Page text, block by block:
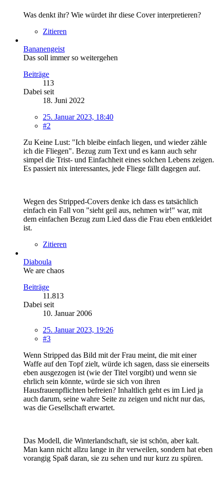
Was denkt ihr? Wie würdet ihr diese Cover interpretieren?
Zitieren
Bananengeist
Das soll immer so weitergehen
Beiträge
113
Dabei seit
18. Juni 2022
25. Januar 2023, 18:40
#2
Zu Keine Lust: "Ich bleibe einfach liegen, und wieder zähle
ich die Fliegen". Bezug zum Text und es kann auch sehr
simpel die Trist- und Einfachheit eines solchen Lebens zeigen.
Es passiert nix interessantes, jede Fliege fällt dagegen auf.
Wegen des Stripped-Covers denke ich dass es tatsächlich
einfach ein Fall von "sieht geil aus, nehmen wir!" war, mit
dem einfachen Bezug zum Lied dass die Frau eben entkleidet
ist.
Zitieren
Diaboula
We are chaos
Beiträge
11.813
Dabei seit
10. Januar 2006
25. Januar 2023, 19:26
#3
Wenn Stripped das Bild mit der Frau meint, die mit einer
Waffe auf den Topf zielt, würde ich sagen, dass sie einerseits
eben ausgezogen ist (wie der Titel vorgibt) und wenn sie
ehrlich sein könnte, würde sie sich von ihren
Hausfrauenpflichten befreien? Inhaltlich geht es im Lied ja
auch darum, seine wahre Seite zu zeigen und nicht nur das,
was die Gesellschaft erwartet.
Das Modell, die Winterlandschaft, sie ist schön, aber kalt.
Man kann nicht allzu lange in ihr verweilen, sondern hat eben
vorangig Spaß daran, sie zu sehen und nur kurz zu spüren.